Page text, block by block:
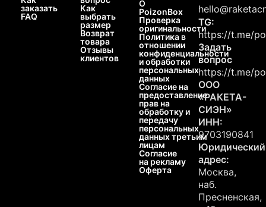
заказать
FAQ
Как
выбрать
размер
Возврат
товара
Отзывы
клиентов
О
PoizonBox
Проверка
оригинальности
Политика в
отношении
конфиденциальности
и обработки
персональных
данных
Согласие на
предоставление
прав на
обработку и
передачу
персональных
данных третьим
лицам
Согласие
на рекламу
Оферта
TG:
https://t.me/
Задать
вопрос
https://t.me/
ООО
«РАКЕТА-
СИЭН»
ИНН:
9703190841
Юридический
адрес:
Москва,
наб.
Пресненская,